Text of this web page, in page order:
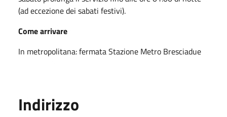
(ad eccezione dei sabati festivi).
Come arrivare
In metropolitana: fermata Stazione Metro Bresciadue
Indirizzo